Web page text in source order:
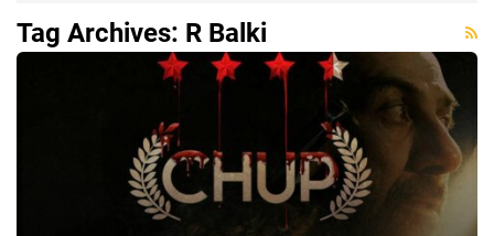
Tag Archives: R Balki